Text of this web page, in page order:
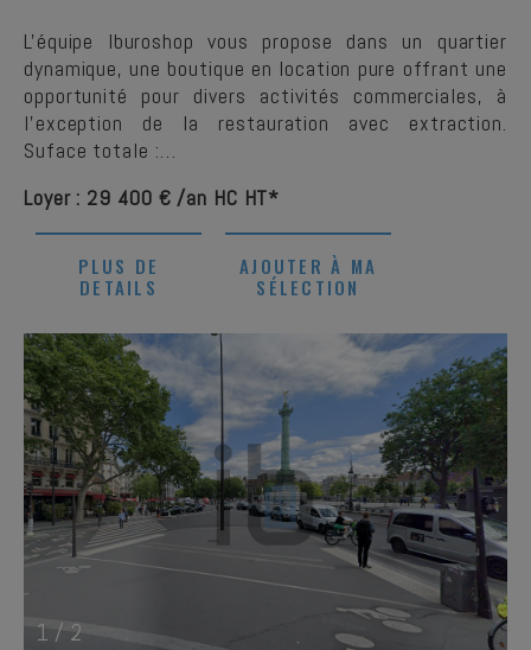
L'équipe Iburoshop vous propose dans un quartier
dynamique, une boutique en location pure offrant une
opportunité pour divers activités commerciales, à
l'exception de la restauration avec extraction.
Suface totale :…
Loyer : 29 400 € /an HC HT*
PLUS DE
DETAILS
AJOUTER À MA
SÉLECTION
1 / 2